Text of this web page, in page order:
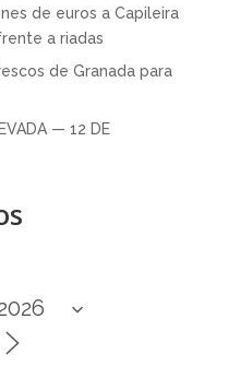
de euros a Capileira
a riadas
de Granada para
— 12 DE